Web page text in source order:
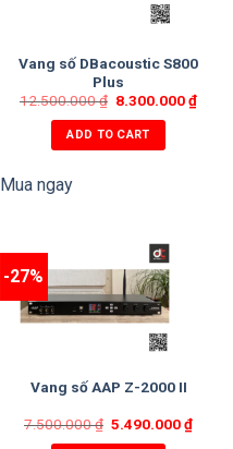
Vang số DBacoustic S800
Plus
12.500.000₫ 8.300.000₫
ADD TO CART
Mua ngay
-27%
Vang số AAP Z-2000 II
7.500.000₫ 5.490.000₫